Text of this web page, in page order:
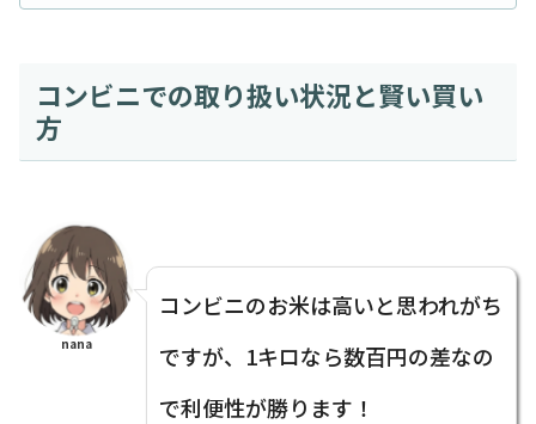
コンビニでの取り扱い状況と賢い買い
方
nana
コンビニのお米は高いと思われがち
ですが、1キロなら数百円の差なの
で利便性が勝ります！